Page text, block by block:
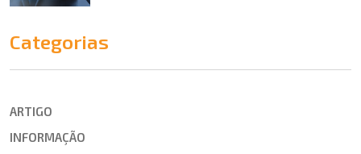
Categorias
ARTIGO
INFORMAÇÃO